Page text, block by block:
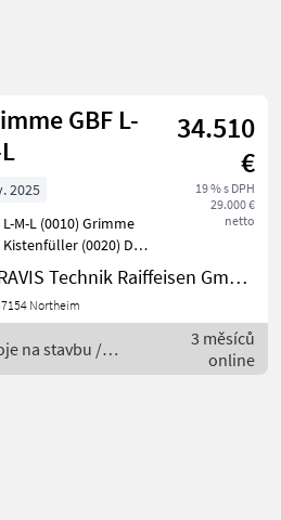
Filtry
GBF L-
34.510
€
19 % s DPH
29.000 €
netto
2025
L-M-L (0010) Grimme
Kistenfüller (0020) DE -
Mit
(0030) in
(0040)
Kistenbreite: 1100 m
AGRAVIS Technik Raiffeisen GmbH, Northeim
Northeim
na stavbu /
3 měsíců
online